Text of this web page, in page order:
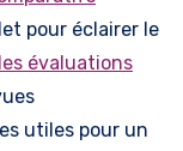
pour éclairer le
les évaluations
utiles pour un